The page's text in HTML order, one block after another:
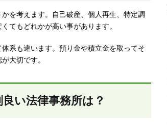
を考えます。自己破産、個人再生、特定調
てもどれかが高い事があります。
系も違います。預り金や積立金を取ってそ
大切です。
い法律事務所は？